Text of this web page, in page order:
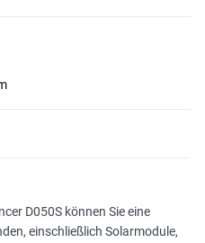
D050S können Sie eine
einschließlich Solarmodule,